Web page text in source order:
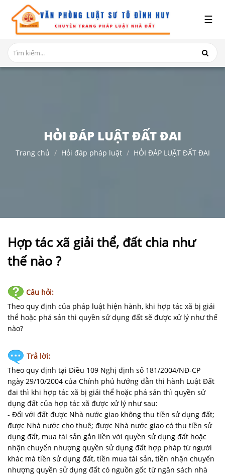
GIỚI
THIỆU
DỊCH
TỤC
ĐẤT
VĂN
-
BIỂU
MẪU
LIÊN
☰
HỎI ĐÁP LUẬT ĐẤT ĐAI
Trang chủ Hỏi đáp pháp luật HỎI ĐÁP LUẬT ĐẤT ĐAI
Hợp tác xã giải thể, đất chia như
thế nào ?
Câu hỏi:
Theo quy định của pháp luật hiện hành, khi hợp tác xã bị giải
thể hoặc phá sản thì quyền sử dụng đất sẽ được xử lý như thế
nào?
Trả lời:
Theo quy định tại Điều 109 Nghị định số 181/2004/NĐ-CP
ngày 29/10/2004 của Chính phủ hướng dẫn thi hành Luật Đất
đai thì khi hợp tác xã bị giải thể hoặc phá sản thì quyền sử
dụng đất của hợp tác xã được xử lý như sau:
- Đối với đất được Nhà nước giao không thu tiền sử dụng đất;
được Nhà nước cho thuê; được Nhà nước giao có thu tiền sử
dụng đất, mua tài sản gắn liền với quyền sử dụng đất hoặc
nhận chuyển nhượng quyền sử dụng đất hợp pháp từ người
khác mà tiền sử dụng đất, tiền mua tài sản, tiền nhận chuyển
nhượng quyền sử dụng đất có nguồn gốc từ ngân sách nhà